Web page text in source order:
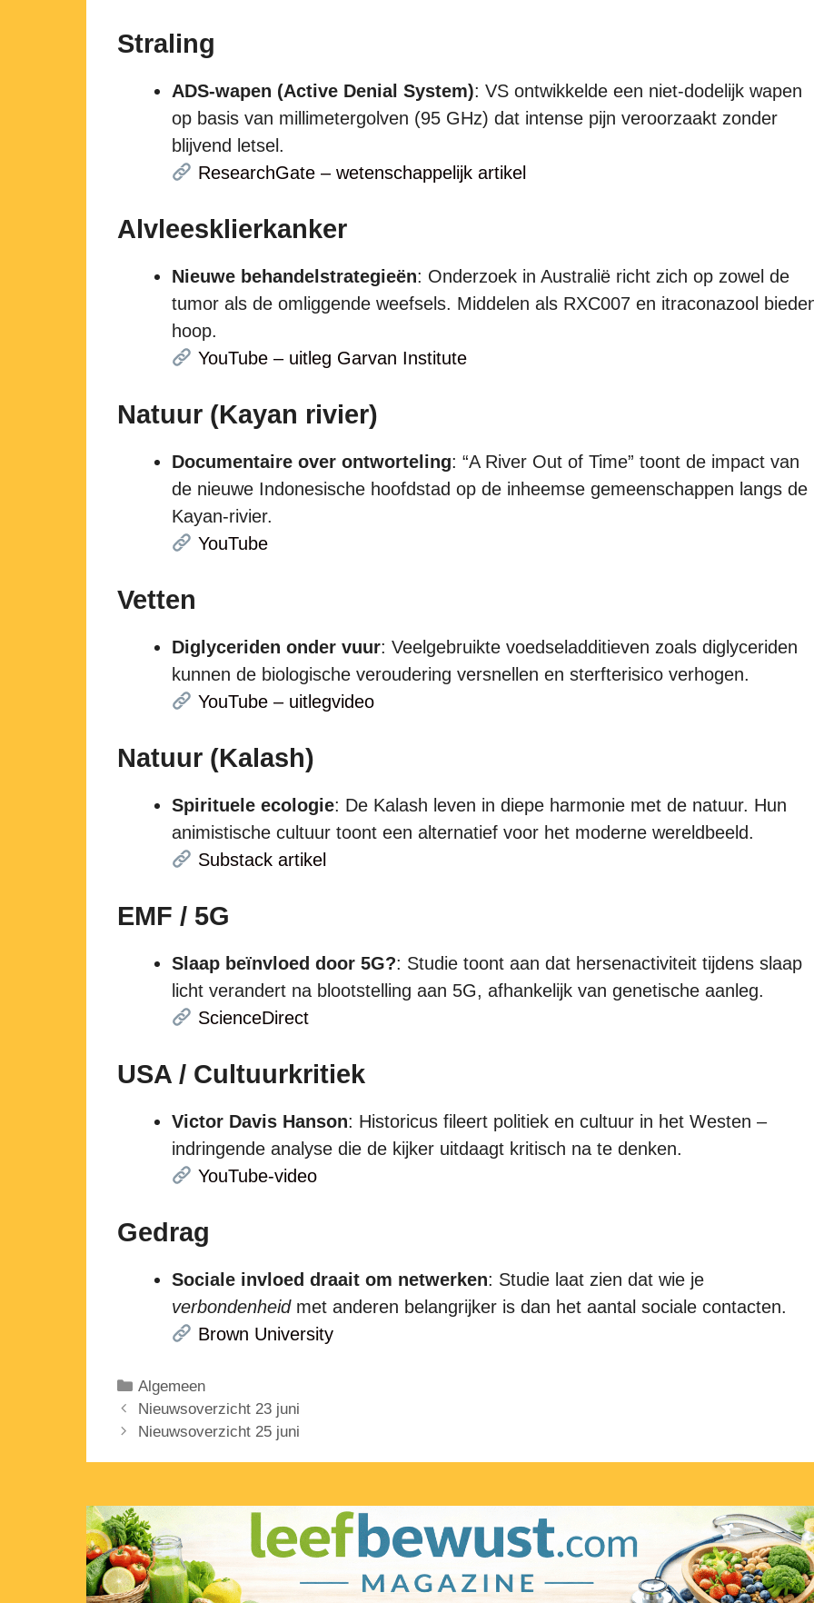
Straling
ADS-wapen (Active Denial System): VS ontwikkelde een niet-dodelijk wapen
op basis van millimetergolven (95 GHz) dat intense pijn veroorzaakt zonder
blijvend letsel.
ResearchGate – wetenschappelijk artikel
Alvleesklierkanker
Nieuwe behandelstrategieën: Onderzoek in Australië richt zich op zowel de
tumor als de omliggende weefsels. Middelen als RXC007 en itraconazool
hoop.
YouTube – uitleg Garvan Institute
Natuur (Kayan rivier)
Documentaire over ontworteling: “A River Out of Time” toont de impact van
de nieuwe Indonesische hoofdstad op de inheemse gemeenschappen langs de
Kayan-rivier.
YouTube
Vetten
Diglyceriden onder vuur: Veelgebruikte voedseladditieven zoals diglyceriden
kunnen de biologische veroudering versnellen en sterfterisico verhogen.
YouTube – uitlegvideo
Natuur (Kalash)
Spirituele ecologie: De Kalash leven in diepe harmonie met de natuur. Hun
animistische cultuur toont een alternatief voor het moderne wereldbeeld.
Substack artikel
EMF / 5G
Slaap beïnvloed door 5G?: Studie toont aan dat hersenactiviteit tijdens slaap
licht verandert na blootstelling aan 5G, afhankelijk van genetische aanleg.
ScienceDirect
USA / Cultuurkritiek
Victor Davis Hanson: Historicus fileert politiek en cultuur in het Westen –
indringende analyse die de kijker uitdaagt kritisch na te denken.
YouTube-video
Gedrag
Sociale invloed draait om netwerken: Studie laat zien dat wie je
verbondenheidmet anderen belangrijker is dan het aantal sociale contacten.
Brown University
Categorieën
Algemeen
Nieuwsoverzicht 23 juni
Nieuwsoverzicht 25 juni